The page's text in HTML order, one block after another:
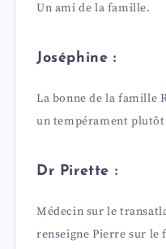
Un ami de la famille.
Joséphine :
La bonne de la famille
un tempérament plutôt
Dr Pirette :
Médecin sur le
renseigne Pierre sur le